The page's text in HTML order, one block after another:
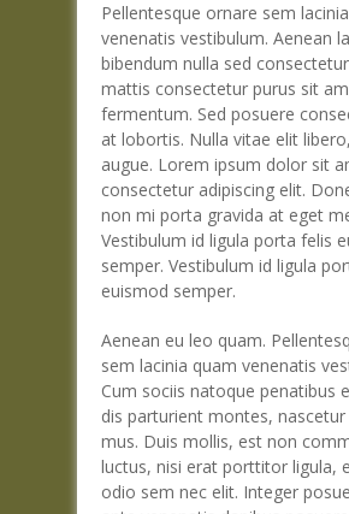
Pellentesque ornare sem
venenatis vestibulum. Aenean
bibendum nulla sed
mattis consectetur purus sit
fermentum. Sed posuere
at lobortis. Nulla vitae elit
augue. Lorem ipsum dolor sit
consectetur adipiscing elit.
non mi porta gravida at eget
Vestibulum id ligula porta felis
semper. Vestibulum id ligula
euismod semper.
Aenean eu leo quam.
sem lacinia quam venenatis
Cum sociis natoque penatibus
dis parturient montes, nascetur
mus. Duis mollis, est non
luctus, nisi erat porttitor ligula,
odio sem nec elit. Integer